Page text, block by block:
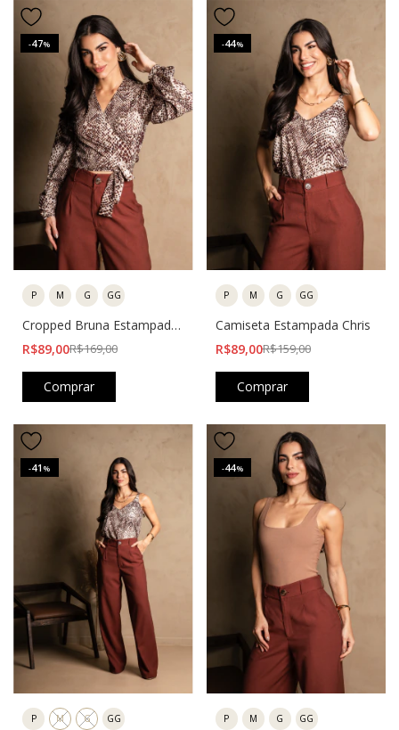
-47%
P M G GG
Cropped Bruna Estampado
Cobra
R$89,00R$169,00
Comprar
-44%
P M G GG
Camiseta Estampada Chris
R$89,00R$159,00
Comprar
-41 %
P M G GG
-44%
P M G GG